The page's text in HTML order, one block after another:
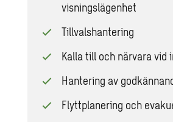
visningslägenhet
Tillvalshantering
Kalla till och närvara vid
Hantering av
Flyttplanering och